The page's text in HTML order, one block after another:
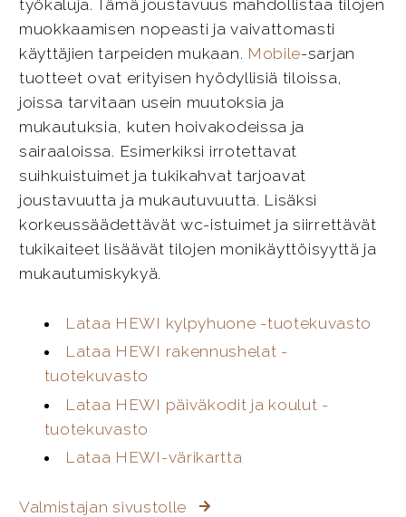
työkaluja. Tämä joustavuus mahdollistaa tilojen
muokkaamisen nopeasti ja vaivattomasti
käyttäjien tarpeiden mukaan. Mobile-sarjan
tuotteet ovat erityisen hyödyllisiä tiloissa,
joissa tarvitaan usein muutoksia ja
mukautuksia, kuten hoivakodeissa ja
sairaaloissa. Esimerkiksi irrotettavat
suihkuistuimet ja tukikahvat tarjoavat
joustavuutta ja mukautuvuutta. Lisäksi
korkeussäädettävät wc-istuimet ja siirrettävät
tukikaiteet lisäävät tilojen monikäyttöisyyttä ja
mukautumiskykyä.
Lataa HEWI kylpyhuone -tuotekuvasto
Lataa HEWI rakennushelat -
tuotekuvasto
Lataa HEWI päiväkodit ja koulut -
tuotekuvasto
Lataa HEWI-värikartta
Valmistajan sivustolle